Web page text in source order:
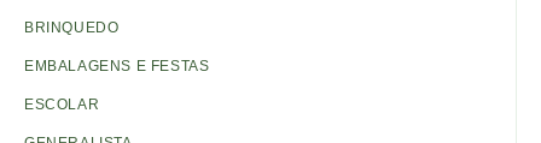
BRINQUEDO
EMBALAGENS E FESTAS
ESCOLAR